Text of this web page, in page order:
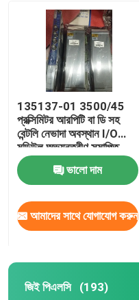
135137-01 3500/45
প্রক্সিমিটর আরপিটি বা ডি সহ
বেন্টলি নেভাদা অবস্থান I/O
মডিউল অভ্যন্তরীণ সমাপ্তি
ভালো দাম
আমাদের সাথে যোগাযোগ করুন
জিই পিএলসি (193)